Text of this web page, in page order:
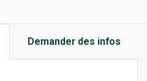
Demander des infos